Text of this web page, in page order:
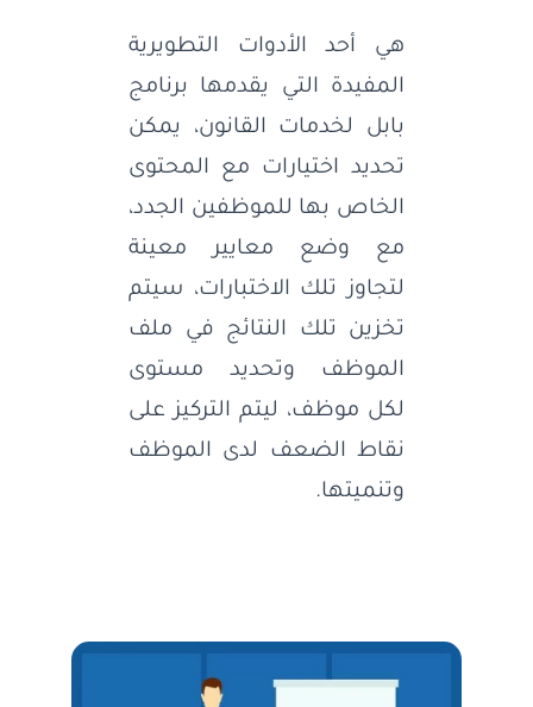
هي أحد الأدوات التطويرية
المفيدة التي يقدمها برنامج
بابل لخدمات القانون، يمكن
تحديد اختيارات مع المحتوى
الخاص بها للموظفين الجدد،
مع وضع معايير معينة
لتجاوز تلك الاختبارات، سيتم
تخزين تلك النتائج في ملف
الموظف وتحديد مستوى
لكل موظف، ليتم التركيز على
نقاط الضعف لدى الموظف
وتنميتها.